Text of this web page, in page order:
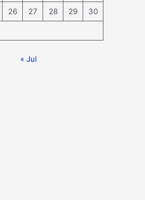
26 27 28 29
30
« Jul